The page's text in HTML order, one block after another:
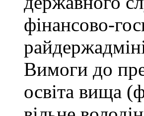
фінансово-
Вимоги до
освіта вища